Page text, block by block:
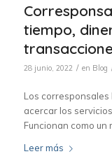
tiempo,
28 junio, 2022 / en Blog
Los
acercar los
Funcionan como un
Leer más